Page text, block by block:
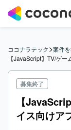
ココナラテック>案件
【JavaScript】TV/ゲ
募集終了
【
イス向けア